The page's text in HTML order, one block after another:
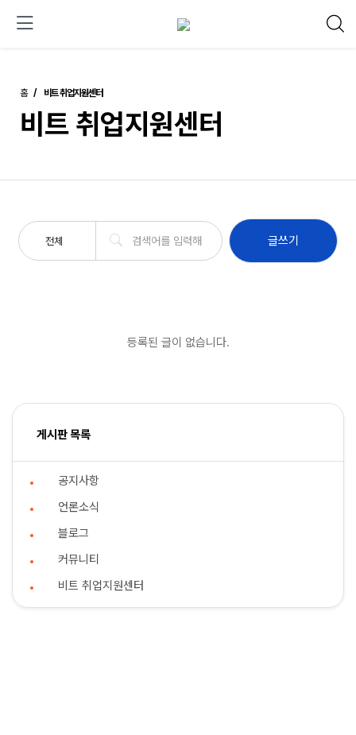
홈 비트 취업지원센터
비트 취업지원센터
전체 글쓰기
등록된 글이 없습니다.
게시판 목록
공지사항
언론소식
블로그
커뮤니티
비트 취업지원센터